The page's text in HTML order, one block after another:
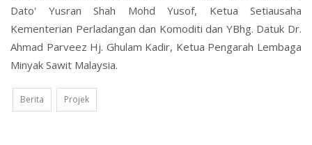
Dato' Yusran Shah Mohd Yusof, Ketua Setiausaha
Kementerian Perladangan dan Komoditi dan YBhg. Datuk Dr.
Ahmad Parveez Hj. Ghulam Kadir, Ketua Pengarah Lembaga
Minyak Sawit Malaysia.
Berita Projek